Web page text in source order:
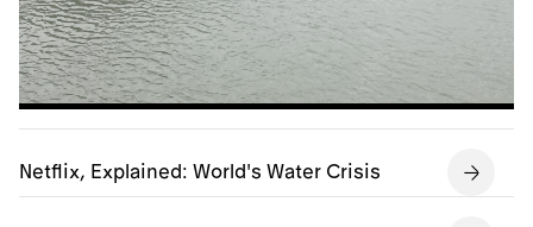
Netflix, Explained: World's Water Crisis